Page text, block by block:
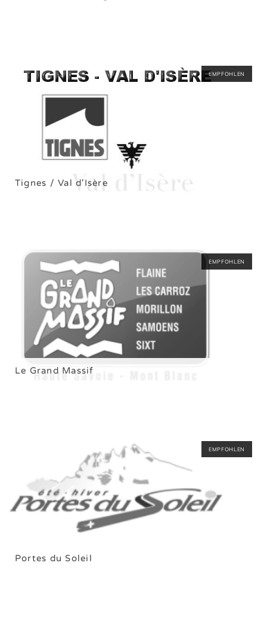
EMPFOHLEN
Tignes / Val d'Isère
EMPFOHLEN
Le Grand Massif
EMPFOHLEN
Portes du Soleil